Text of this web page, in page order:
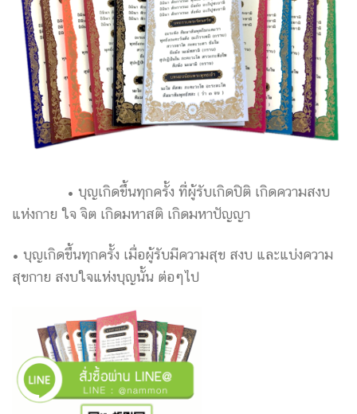
• บุญเกิดขึ้นทุกครั้ง ที่ผู้รับเกิดปิติ เกิดความสงบ
แห่งกาย ใจ จิต เกิดมหาสติ เกิดมหาปัญญา
• บุญเกิดขึ้นทุกครั้ง เมื่อผู้รับมีความสุข สงบ และแบ่งความ
สุขกาย สงบใจแห่งบุญนั้น ต่อๆไป